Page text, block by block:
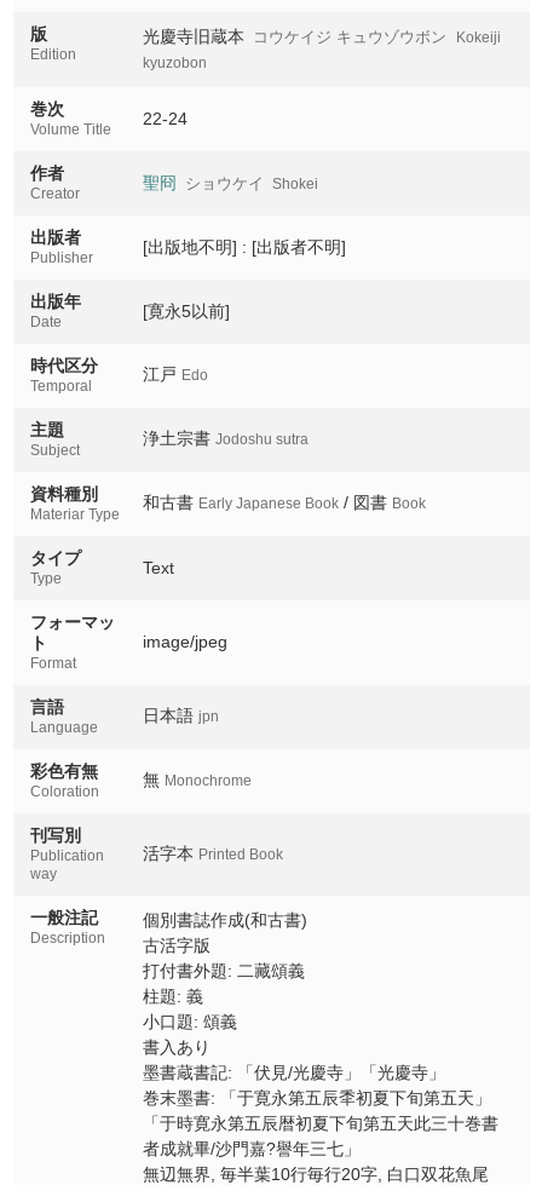
版
Edition
光慶寺旧蔵本 コウケイジ キュウゾウボン
Kokeiji
kyuzobon
巻次
Volume Title
22-24
作者
Creator
聖冏 ショウケイ Shokei
出版者
Publisher
[出版地不明] : [出版者不明]
出版年
Date
[寛永5以前]
時代区分
Temporal
江戸 Edo
主題
Subject
浄土宗書 Jodoshu sutra
資料種別
Materiar Type
和古書 Early Japanese Book/ 図書 Book
タイプ
Type
Text
フォーマッ
ト
Format
image/jpeg
言語
Language
日本語 jpn
彩色有無
Coloration
無 Monochrome
刊写別
Publication
way
活字本 Printed Book
一般注記
Description
個別書誌作成(和古書)
古活字版
打付書外題: 二藏頌義
柱題: 義
小口題: 頌義
書入あり
墨書蔵書記: 「伏見/光慶寺」「光慶寺」
巻末墨書: 「于寛永第五辰秊初夏下旬第五天」
「于時寛永第五辰暦初夏下旬第五天此三十巻書
者成就畢/沙門嘉?譽年三七」
無辺無界, 毎半葉10行毎行20字, 白口双花魚尾